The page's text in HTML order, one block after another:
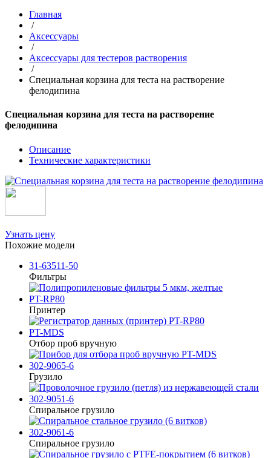
Главная
/
Аксессуары
/
Аксессуары для тестеров растворения
/
Специальная корзина для теста на растворение
фелодипина
Специальная корзина для теста на растворение
фелодипина
Описание
Технические характеристики
Узнать цену
Похожие модели
31-63511-50
Фильтры
PT-RP80
Принтер
PT-MDS
Отбор проб вручную
302-9065-6
Грузило
302-9051-6
Спиральное грузило
302-9061-6
Спиральное грузило